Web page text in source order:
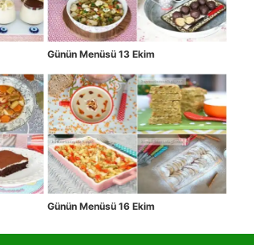
Günün Menüsü 13 Ekim
Günün Menüsü 16 Ekim